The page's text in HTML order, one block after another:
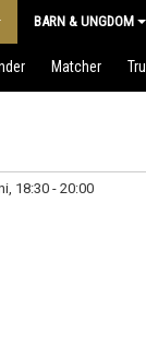
BARN & UNGDOM
Matcher
18:30 - 20:00